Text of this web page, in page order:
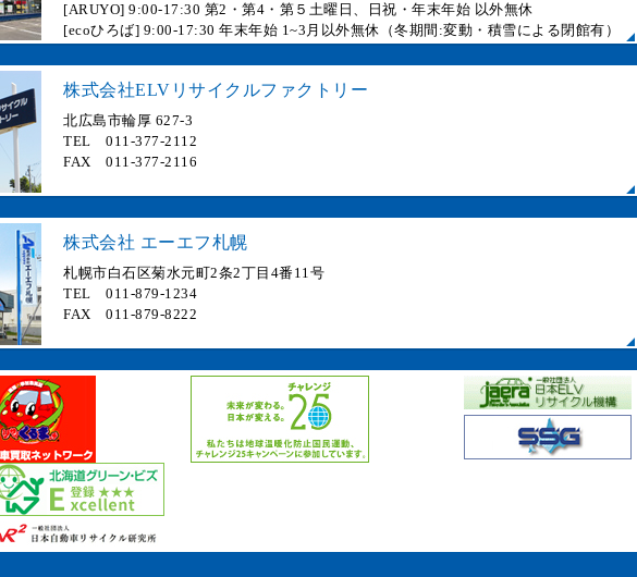
[ARUYO] 9:00-17:30 第2・第4・第５土曜日、日祝・年末年始 以外無休
[ecoひろば] 9:00-17:30 年末年始 1~3月以外無休（冬期間:変動・積雪による閉館有）
株式会社ELVリサイクルファクトリー
北広島市輪厚 627-3
TEL 011-377-2112
FAX 011-377-2116
株式会社 エーエフ札幌
札幌市白石区菊水元町2条2丁目4番11号
TEL 011-879-1234
FAX 011-879-8222